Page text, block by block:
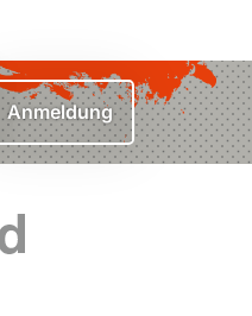
Anmeldung